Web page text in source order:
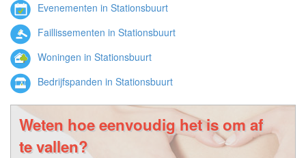
Evenementen in Stationsbuurt
Faillissementen in Stationsbuurt
Woningen in Stationsbuurt
Bedrijfspanden in Stationsbuurt
Weten hoe eenvoudig het is om af
te vallen?